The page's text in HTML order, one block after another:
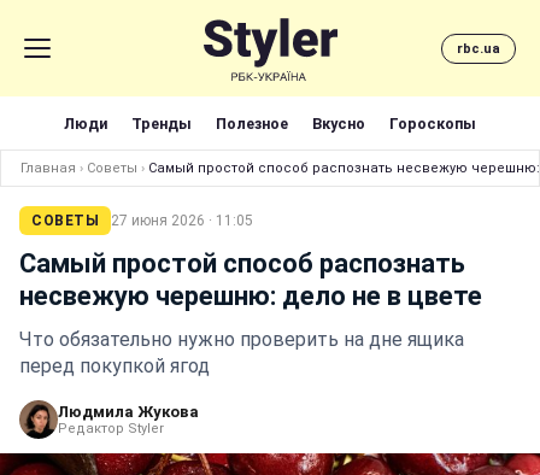
rbc.ua
Люди Тренды Полезное Вкусно Гороскопы
Главная › Советы › Самый простой способ распознать несвежую
СОВЕТЫ 27 июня 2026 · 11:05
Самый простой способ распознать
несвежую черешню: дело не в цвете
Что обязательно нужно проверить на дне ящика
перед покупкой ягод
Людмила Жукова
Редактор Styler